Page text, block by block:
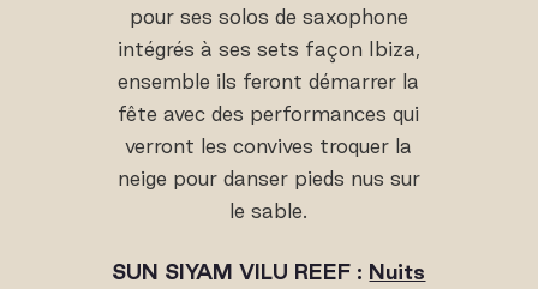
pour ses solos de saxophone
intégrés à ses sets façon Ibiza,
ensemble ils feront démarrer la
fête avec des performances qui
verront les convives troquer la
neige pour danser pieds nus sur
le sable.
SUN SIYAM VILU REEF : Nuits